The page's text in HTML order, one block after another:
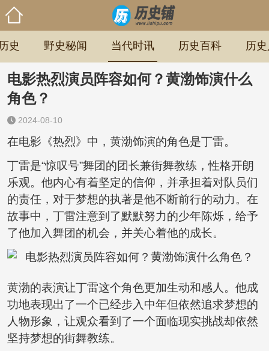
史 野史秘闻 当代时讯 历史百科 历
电影热烈演员阵容如何？黄渤饰演什么
角色？
2024-08-10
在电影《热烈》中，黄渤饰演的角色是丁雷。
丁雷是“惊叹号”舞团的团长兼街舞教练，性格开朗
乐观。他内心有着坚定的信仰，并承担着对队员们
的责任，对于梦想的执著是他不断前行的动力。在
故事中，丁雷注意到了默默努力的少年陈烁，给予
了他加入舞团的机会，并关心着他的成长。
黄渤的表演让丁雷这个角色更加生动和感人。他成
功地表现出了一个已经步入中年但依然追求梦想的
人物形象，让观众看到了一个面临现实挑战却依然
坚持梦想的街舞教练。